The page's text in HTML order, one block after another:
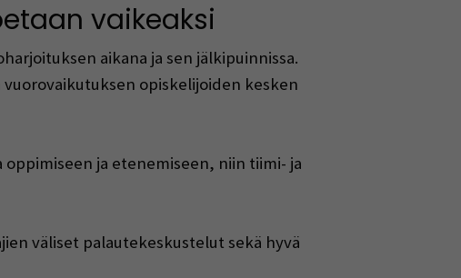
vaikeaksi
aikana ja sen jälkipuinnissa.
opiskelijoiden kesken
ja etenemiseen, niin tiimi- ja
väliset palautekeskustelut sekä hyvä